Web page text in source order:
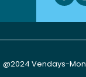
@2024 Vendays-